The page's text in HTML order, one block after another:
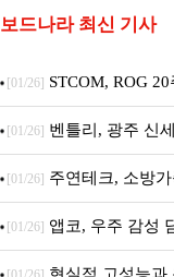
보드나라 최신 기사
[01/26] STCOM, ROG
Crosshair X870E
[01/26] 벤틀리, 광주 신
픈
[01/26] 주연테크, 소방
니터·스마트 펫 침대
[01/26] 앱코, 우주 감성
브랜드데이 기획전 진